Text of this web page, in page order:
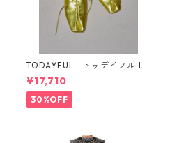
TODAYFUL トゥデイフル La
ceup Leather Shoes 1232101
1
¥17,710
30%OFF